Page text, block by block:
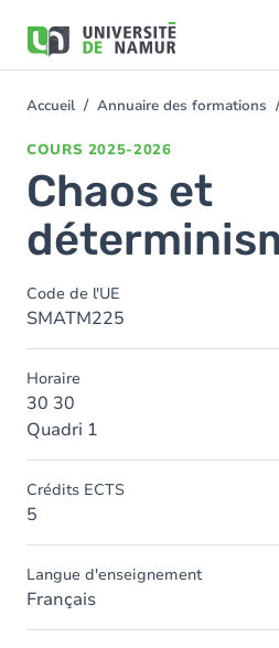
contenu
You
Accueil Annuaire des formations
COURS 2025-2026
Chaos et
Code de l'UE
SMATM225
Horaire
30 30
Quadri 1
Crédits ECTS
5
Langue d'enseignement
Français